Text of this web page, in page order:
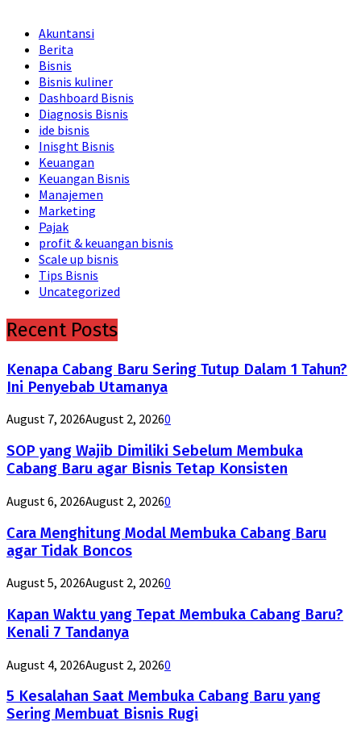
Akuntansi
Berita
Bisnis
Bisnis kuliner
Dashboard Bisnis
Diagnosis Bisnis
ide bisnis
Inisght Bisnis
Keuangan
Keuangan Bisnis
Manajemen
Marketing
Pajak
profit & keuangan bisnis
Scale up bisnis
Tips Bisnis
Uncategorized
Recent Posts
Kenapa Cabang Baru Sering Tutup Dalam 1 Tahun?
Ini Penyebab Utamanya
August 7, 2026August 2, 20260
SOP yang Wajib Dimiliki Sebelum Membuka
Cabang Baru agar Bisnis Tetap Konsisten
August 6, 2026August 2, 20260
Cara Menghitung Modal Membuka Cabang Baru
agar Tidak Boncos
August 5, 2026August 2, 20260
Kapan Waktu yang Tepat Membuka Cabang Baru?
Kenali 7 Tandanya
August 4, 2026August 2, 20260
5 Kesalahan Saat Membuka Cabang Baru yang
Sering Membuat Bisnis Rugi